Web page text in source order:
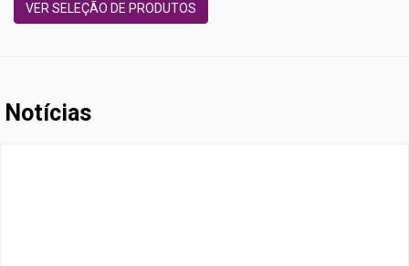
VER SELEÇÃO DE PRODUTOS
Notícias